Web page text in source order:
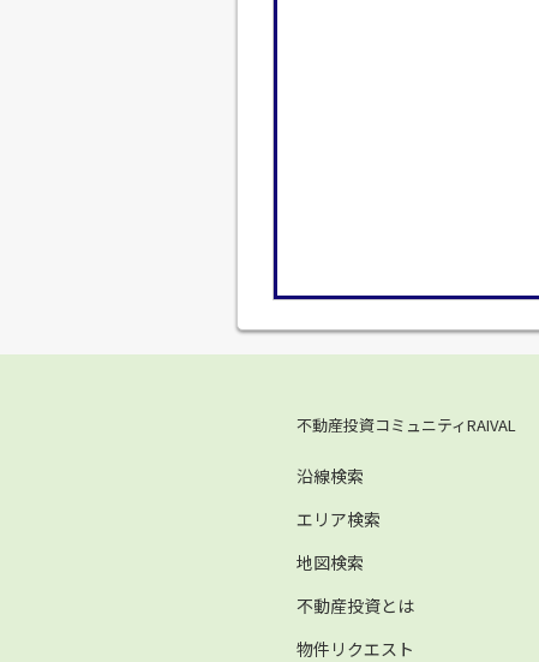
不動産投資コミュニティRAIVAL
沿線検索
エリア検索
地図検索
不動産投資とは
物件リクエスト